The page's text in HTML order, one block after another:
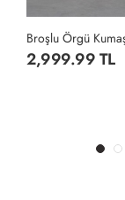
2,999.99 TL